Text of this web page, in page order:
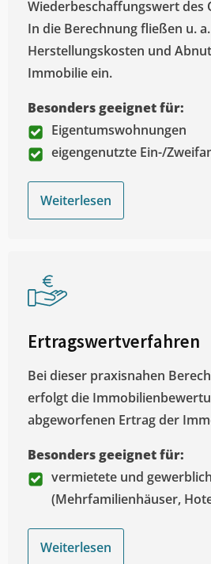
Wiederbeschaffungswert des
In die Berechnung fließen u.
Herstellungskosten und
Immobilie ein.
Besonders geeignet für:
Eigentumswohnungen
eigengenutzte Ein-/
Weiterlesen
Ertragswertverfahren
Bei dieser praxisnahen
erfolgt die
abgeworfenen Ertrag der
Besonders geeignet für:
vermietete und
(Mehrfamilienhäuser,
Weiterlesen